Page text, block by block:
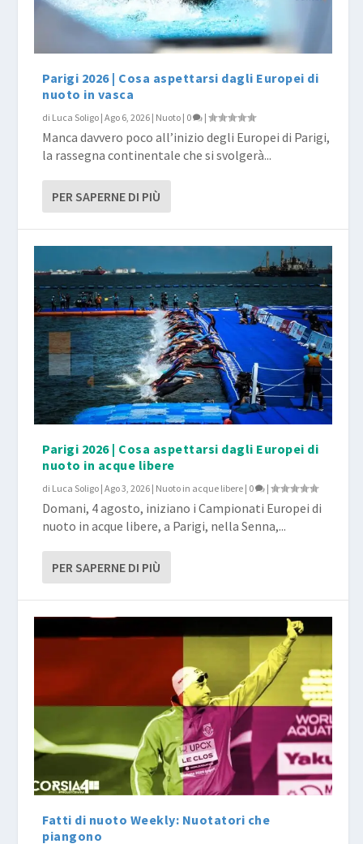
Parigi 2026 | Cosa aspettarsi dagli Europei di
nuoto in vasca
di Luca Soligo |Ago 6, 2026 | Nuoto | 0 |
Manca davvero poco all’inizio degli Europei di Parigi,
la rassegna continentale che si svolgerà...
PER SAPERNE DI PIÙ
Parigi 2026 | Cosa aspettarsi dagli Europei di
nuoto in acque libere
di Luca Soligo |Ago 3, 2026 | Nuoto in acque libere | 0 |
Domani, 4 agosto, iniziano i Campionati Europei di
nuoto in acque libere, a Parigi, nella Senna,...
PER SAPERNE DI PIÙ
Fatti di nuoto Weekly: Nuotatori che
piangono